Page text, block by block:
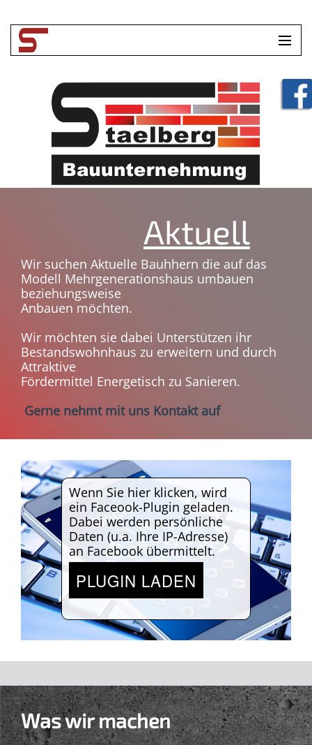
UNTERNEHMEN
LEISTUNGEN
TOOLBOX
Aktuell
Wir suchen Aktuelle Bauhhern die auf das
Modell Mehrgenerationshaus umbauen
beziehungsweise
Anbauen möchten.
Wir möchten sie dabei Unterstützen ihr
Bestandswohnhaus zu erweitern und durch
Attraktive
Fördermittel Energetisch zu Sanieren.
Gerne nehmt mit uns Kontakt auf
Wenn Sie hier klicken, wird
ein Faceook-Plugin geladen.
Dabei werden persönliche
Daten (u.a. Ihre IP-Adresse)
an Facebook übermittelt.
PLUGIN LADEN
Was wir machen